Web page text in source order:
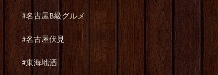
#名古屋B級グルメ
#名古屋伏見
#東海地酒